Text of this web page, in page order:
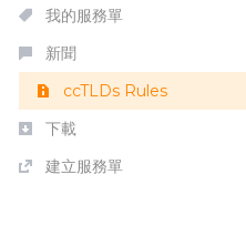
我的服務單
新聞
ccTLDs Rules
下載
建立服務單